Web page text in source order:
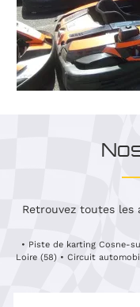
Retrouvez toutes les
• Piste de karting Cosne-
Loire (58) • Circuit